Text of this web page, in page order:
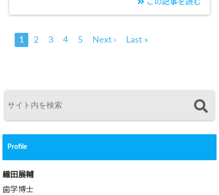
この記事を読む
1 2 3 4 5 Next › Last »
Profile
織田展輔
歯学博士